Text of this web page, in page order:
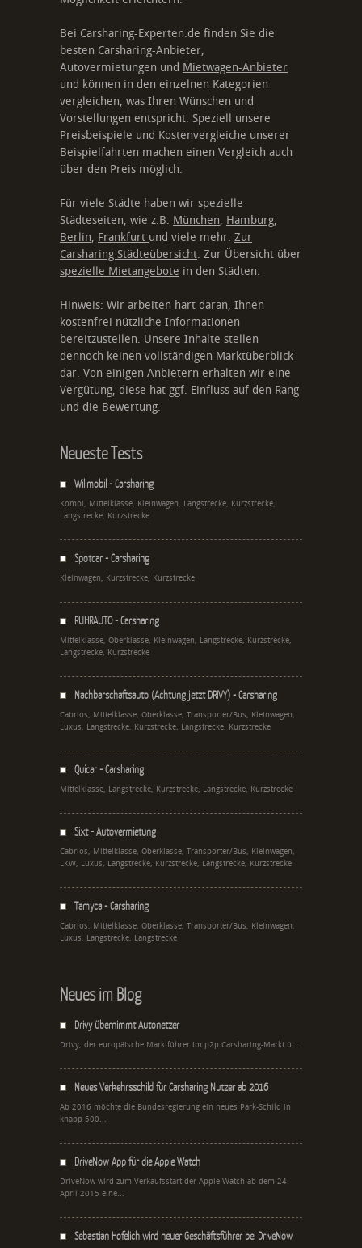
Bei Carsharing-Experten.de finden Sie die
besten Carsharing-Anbieter,
Autovermietungen und Mietwagen-Anbieter
und können in den einzelnen Kategorien
vergleichen, was Ihren Wünschen und
Vorstellungen entspricht. Speziell unsere
Preisbeispiele und Kostenvergleiche unserer
Beispielfahrten machen einen Vergleich auch
über den Preis möglich.
Für viele Städte haben wir spezielle
Städteseiten, wie z.B. München, Hamburg,
Berlin, Frankfurt und viele mehr. Zur
Carsharing Städteübersicht. Zur Übersicht über
spezielle Mietangebote in den Städten.
Hinweis: Wir arbeiten hart daran, Ihnen
kostenfrei nützliche Informationen
bereitzustellen. Unsere Inhalte stellen
dennoch keinen vollständigen Marktüberblick
dar. Von einigen Anbietern erhalten wir eine
Vergütung, diese hat ggf. Einfluss auf den Rang
und die Bewertung.
Neueste Tests
Willmobil - Carsharing
Kombi, Mittelklasse, Kleinwagen, Langstrecke, Kurzstrecke,
Langstrecke, Kurzstrecke
Spotcar - Carsharing
Kleinwagen, Kurzstrecke, Kurzstrecke
RUHRAUTO - Carsharing
Mittelklasse, Oberklasse, Kleinwagen, Langstrecke, Kurzstrecke,
Langstrecke, Kurzstrecke
Nachbarschaftsauto (Achtung jetzt DRIVY) - Carsharing
Cabrios, Mittelklasse, Oberklasse, Transporter/Bus, Kleinwagen,
Luxus, Langstrecke, Kurzstrecke, Langstrecke, Kurzstrecke
Quicar - Carsharing
Mittelklasse, Langstrecke, Kurzstrecke, Langstrecke, Kurzstrecke
Sixt - Autovermietung
Cabrios, Mittelklasse, Oberklasse, Transporter/Bus, Kleinwagen,
LKW, Luxus, Langstrecke, Kurzstrecke, Langstrecke, Kurzstrecke
Tamyca - Carsharing
Cabrios, Mittelklasse, Oberklasse, Transporter/Bus, Kleinwagen,
Luxus, Langstrecke, Langstrecke
Neues im Blog
Drivy übernimmt Autonetzer
Drivy, der europäische Marktführer im p2p Carsharing-Markt ü...
Neues Verkehrsschild für Carsharing Nutzer ab 2016
Ab 2016 möchte die Bundesregierung ein neues Park-Schild in
knapp 500...
DriveNow App für die Apple Watch
DriveNow wird zum Verkaufsstart der Apple Watch ab dem 24.
April 2015 eine...
Sebastian Hofelich wird neuer Geschäftsführer bei DriveNow